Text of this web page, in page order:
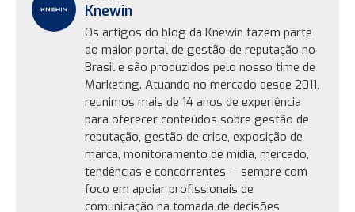
Knewin
Os artigos do blog da Knewin fazem parte
do maior portal de gestão de reputação no
Brasil e são produzidos pelo nosso time de
Marketing. Atuando no mercado desde 2011,
reunimos mais de 14 anos de experiência
para oferecer conteúdos sobre gestão de
reputação, gestão de crise, exposição de
marca, monitoramento de mídia, mercado,
tendências e concorrentes — sempre com
foco em apoiar profissionais de
comunicação na tomada de decisões